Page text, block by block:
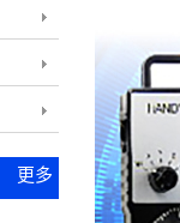
更多
<<..